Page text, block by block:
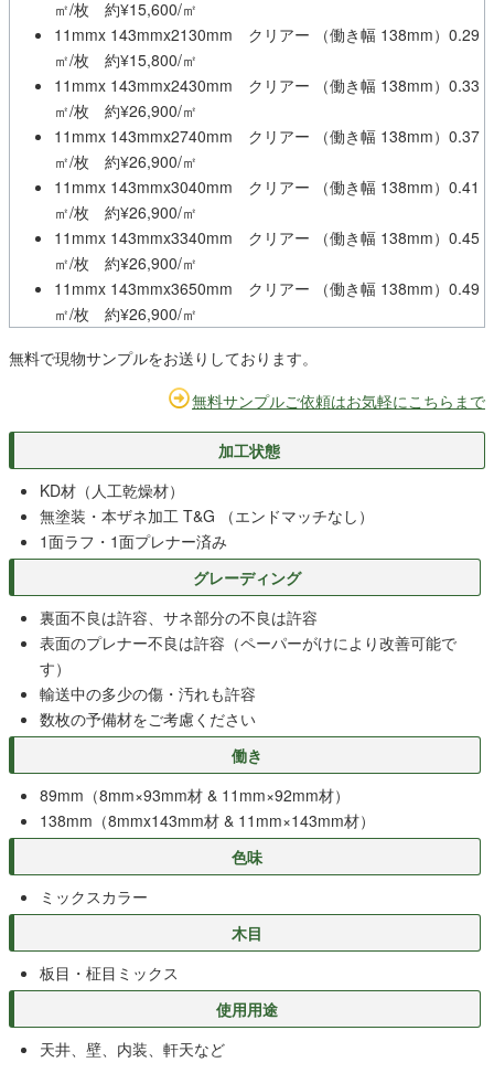
㎡/枚 約¥15,600/㎡
11mmx 143mmx2130mm クリアー （働き幅 138mm）0.29
㎡/枚 約¥15,800/㎡
11mmx 143mmx2430mm クリアー （働き幅 138mm）0.33
㎡/枚 約¥26,900/㎡
11mmx 143mmx2740mm クリアー （働き幅 138mm）0.37
㎡/枚 約¥26,900/㎡
11mmx 143mmx3040mm クリアー （働き幅 138mm）0.41
㎡/枚 約¥26,900/㎡
11mmx 143mmx3340mm クリアー （働き幅 138mm）0.45
㎡/枚 約¥26,900/㎡
11mmx 143mmx3650mm クリアー （働き幅 138mm）0.49
㎡/枚 約¥26,900/㎡
無料で現物サンプルをお送りしております。
無料サンプルご依頼はお気軽にこちらまで
加工状態
KD材（人工乾燥材）
無塗装・本ザネ加工 T&G （エンドマッチなし）
1面ラフ・1面プレナー済み
グレーディング
裏面不良は許容、サネ部分の不良は許容
表面のプレナー不良は許容（ペーパーがけにより改善可能で
す）
輸送中の多少の傷・汚れも許容
数枚の予備材をご考慮ください
働き
89mm（8mm×93mm材 & 11mm×92mm材）
138mm（8mmx143mm材 & 11mm×143mm材）
色味
ミックスカラー
木目
板目・柾目ミックス
使用用途
天井、壁、内装、軒天など